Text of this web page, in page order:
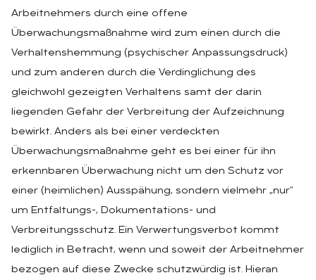
Arbeitnehmers durch eine offene
Überwachungsmaßnahme wird zum einen durch die
Verhaltenshemmung (psychischer Anpassungsdruck)
und zum anderen durch die Verdinglichung des
gleichwohl gezeigten Verhaltens samt der darin
liegenden Gefahr der Verbreitung der Aufzeichnung
bewirkt. Anders als bei einer verdeckten
Überwachungsmaßnahme geht es bei einer für ihn
erkennbaren Überwachung nicht um den Schutz vor
einer (heimlichen) Ausspähung, sondern vielmehr „nur“
um Entfaltungs-, Dokumentations- und
Verbreitungsschutz. Ein Verwertungsverbot kommt
lediglich in Betracht, wenn und soweit der Arbeitnehmer
bezogen auf diese Zwecke schutzwürdig ist. Hieran